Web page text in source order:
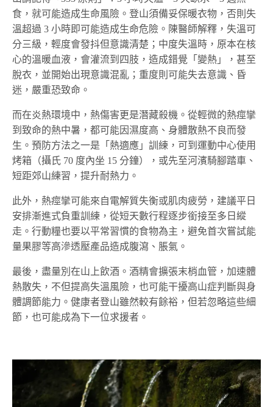
食，就可能造成生命風險。登山須備妥保暖衣物，否則失
溫超過 3 小時即可能造成生命危險。陳醫師解釋，失溫可
分三級，輕度會發抖但意識清楚；中度失溫時，原本在核
心的溫暖血液，會灌流到四肢，造成錯覺「變熱」，甚至
脫衣，並開始出現意識混亂；重度則可能失去意識、昏
迷，嚴重恐致命。
而在炎熱環境中，熱傷害更是潛藏殺機。從輕微的熱痙攣
到致命的熱中暑，都可能因濕度高、身體散熱不良而發
生。預防方法之一是「熱適應」訓練，可到運動中心使用
烤箱（攝氏 70 度內坐 15 分鐘），或先至河濱騎腳踏車、
短距郊山練習，提升耐熱力。
此外，熱痙攣可能來自電解質失衡或肌肉疲勞，建議平日
安排漸進式負重訓練，從短天數行程逐步銜接至多日縱
走。行動糧也要以平常習慣的食物為主，避免首次嘗試能
量果膠等高滲透壓產品造成腹瀉、脹氣。
最後，盡量別在山上飲酒。酒精會擴張末梢血管，加速體
熱散失，不但提高失溫風險，也可能干擾高山症判斷與身
體調節能力。健康者登山雖然較有餘裕，但若忽略這些細
節，也可能成為下一位求援者。